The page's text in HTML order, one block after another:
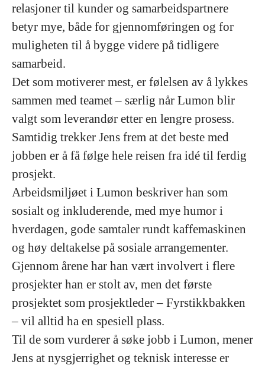
relasjoner til kunder og samarbeidspartnere
betyr mye, både for gjennomføringen og for
muligheten til å bygge videre på tidligere
samarbeid.
Det som motiverer mest, er følelsen av å lykkes
sammen med teamet – særlig når Lumon blir
valgt som leverandør etter en lengre prosess.
Samtidig trekker Jens frem at det beste med
jobben er å få følge hele reisen fra idé til ferdig
prosjekt.
Arbeidsmiljøet i Lumon beskriver han som
sosialt og inkluderende, med mye humor i
hverdagen, gode samtaler rundt kaffemaskinen
og høy deltakelse på sosiale arrangementer.
Gjennom årene har han vært involvert i flere
prosjekter han er stolt av, men det første
prosjektet som prosjektleder – Fyrstikkbakken
– vil alltid ha en spesiell plass.
Til de som vurderer å søke jobb i Lumon, mener
Jens at nysgjerrighet og teknisk interesse er